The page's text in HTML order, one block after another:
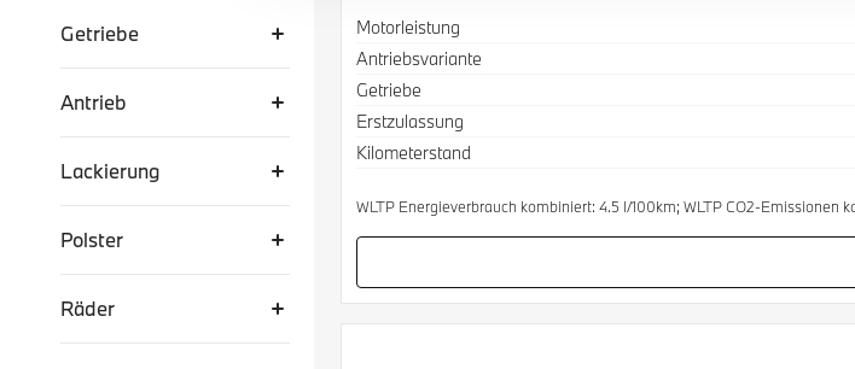
Getriebe
Antrieb
Lackierung
Polster
Räder
Spezifikation
Motorleistung
Antriebsvariante
Getriebe
Erstzulassung
Kilometerstand
WLTP Energieverbrauch kombiniert: 4.5 l/100km; WLTP CO2-Emissionen